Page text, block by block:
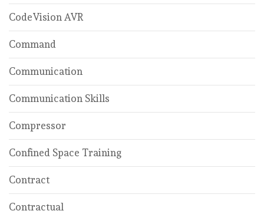
CodeVision AVR
Command
Communication
Communication Skills
Compressor
Confined Space Training
Contract
Contractual